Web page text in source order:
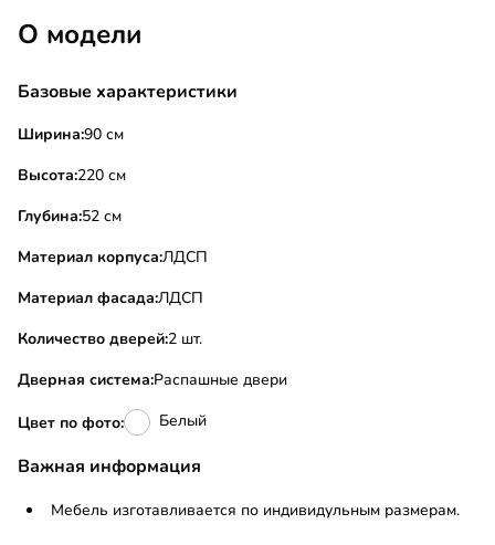
О модели
Базовые характеристики
Ширина:90 см
Высота:220 см
Глубина:52 см
Материал корпуса:ЛДСП
Материал фасада:ЛДСП
Количество дверей:2 шт.
Дверная система:Распашные двери
Цвет по фото: Белый
Важная информация
Мебель изготавливается по индивидульным размерам.